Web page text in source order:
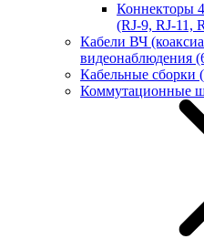
Коннекторы
(RJ-9, RJ-11,
Кабели ВЧ
видеонаблюдения
Кабельные сборки
Коммутационные